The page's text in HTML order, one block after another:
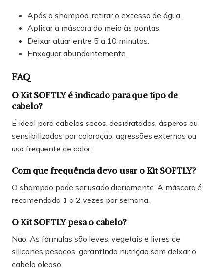
Após o shampoo, retirar o excesso de água.
Aplicar a máscara do meio às pontas.
Deixar atuar entre 5 a 10 minutos.
Enxaguar abundantemente.
FAQ
O Kit SOFTLY é indicado para que tipo de
cabelo?
É ideal para cabelos secos, desidratados, ásperos ou
sensibilizados por coloração, agressões externas ou
uso frequente de calor.
Com que frequência devo usar o Kit SOFTLY?
O shampoo pode ser usado diariamente. A máscara é
recomendada 1 a 2 vezes por semana.
O Kit SOFTLY pesa o cabelo?
Não. As fórmulas são leves, vegetais e livres de
silicones pesados, garantindo nutrição sem deixar o
cabelo oleoso.